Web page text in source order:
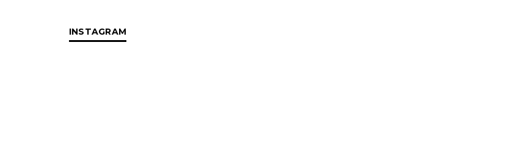
INSTAGRAM